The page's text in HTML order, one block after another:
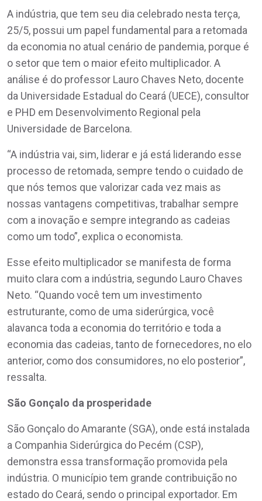
A indústria, que tem seu dia celebrado nesta terça,
25/5, possui um papel fundamental para a retomada
da economia no atual cenário de pandemia, porque é
o setor que tem o maior efeito multiplicador. A
análise é do professor Lauro Chaves Neto, docente
da Universidade Estadual do Ceará (UECE), consultor
e PHD em Desenvolvimento Regional pela
Universidade de Barcelona.
“A indústria vai, sim, liderar e já está liderando esse
processo de retomada, sempre tendo o cuidado de
que nós temos que valorizar cada vez mais as
nossas vantagens competitivas, trabalhar sempre
com a inovação e sempre integrando as cadeias
como um todo”, explica o economista.
Esse efeito multiplicador se manifesta de forma
muito clara com a indústria, segundo Lauro Chaves
Neto. “Quando você tem um investimento
estruturante, como de uma siderúrgica, você
alavanca toda a economia do território e toda a
economia das cadeias, tanto de fornecedores, no elo
anterior, como dos consumidores, no elo posterior”,
ressalta.
São Gonçalo da prosperidade
São Gonçalo do Amarante (SGA), onde está instalada
a Companhia Siderúrgica do Pecém (CSP),
demonstra essa transformação promovida pela
indústria. O município tem grande contribuição no
estado do Ceará, sendo o principal exportador. Em